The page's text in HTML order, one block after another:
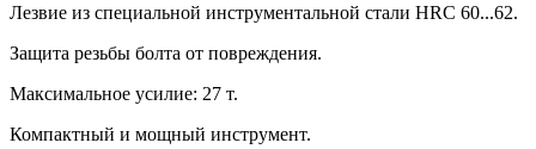
Лезвие из специальной инструментальной стали HRC 60...62.
Защита резьбы болта от повреждения.
Максимальное усилие: 27 т.
Компактный и мощный инструмент.